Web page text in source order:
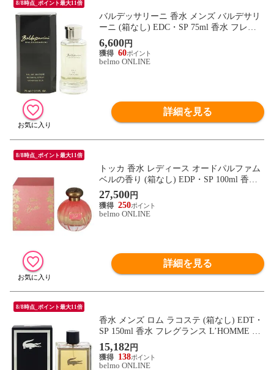
8/8時点_ポイント最大11倍
バルデッサリーニ 香水 メンズ バルデサリ
ーニ (箱なし) EDC・SP 75ml 香水 フレグ
ランス BALDESSARINI 新品 未使用
6,600円
60
belmo ONLINE
詳細を見る
8/8時点_ポイント最大11倍
トッカ 香水 レディース オードパルファム
ベルの香り (箱なし) EDP・SP 100ml 香水
フレグランス BELLE TOCCA 新品 未使用
27,500円
250
belmo ONLINE
詳細を見る
8/8時点_ポイント最大11倍
香水 メンズ ロム ラコステ (箱なし) EDT・
SP 150ml 香水 フレグランス L’HOMME LA
COSTE 新品 未使用
15,182円
138
belmo ONLINE